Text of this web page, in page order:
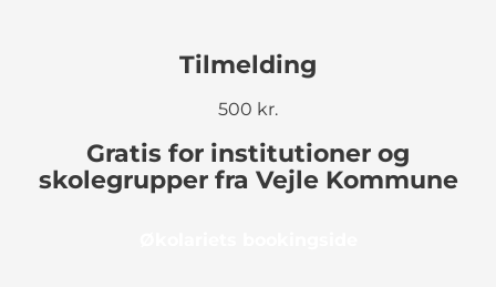
Tilmelding
500 kr.
Gratis for institutioner og
skolegrupper fra Vejle Kommune